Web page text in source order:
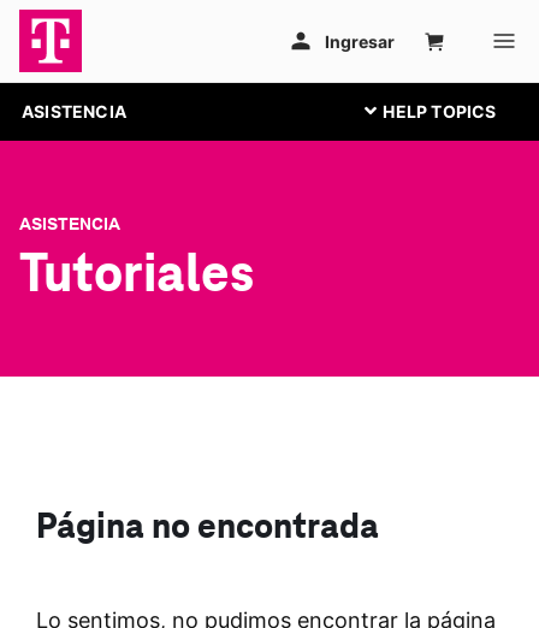
ASISTENCIA
ASISTENCIA
Tutoriales